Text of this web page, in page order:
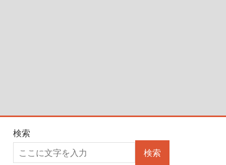
検索
検索